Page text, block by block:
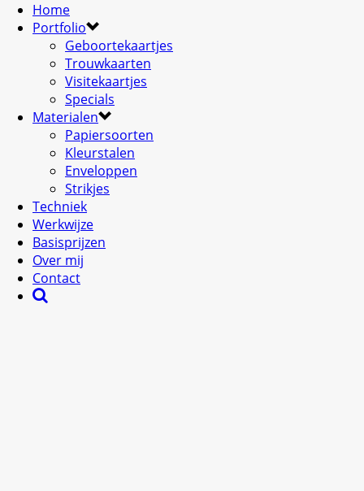
Home
Portfolio
Geboortekaartjes
Trouwkaarten
Visitekaartjes
Specials
Materialen
Papiersoorten
Kleurstalen
Enveloppen
Strikjes
Techniek
Werkwijze
Basisprijzen
Over mij
Contact